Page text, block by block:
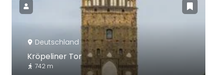
Deutschland
Kröpeliner Tor
742 m